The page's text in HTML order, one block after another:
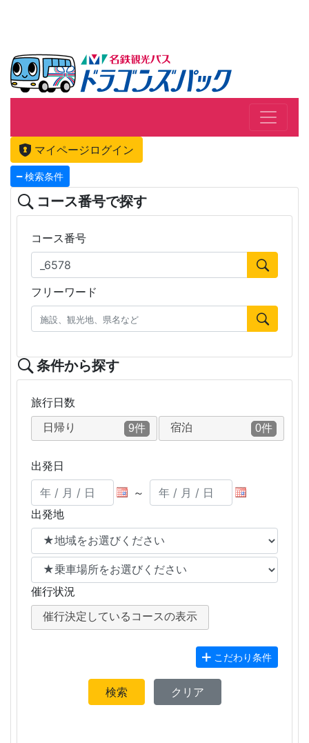
マイページログイン
検索条件
コース番号で探す
コース番号
フリーワード
条件から探す
旅行日数
日帰り 9件 宿泊 0件
出発日
～
出発地
催行状況
催行決定しているコースの表示
こだわり条件
検索 クリア